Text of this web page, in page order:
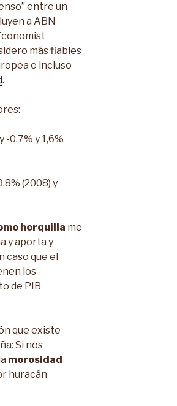
entre un
a ABN
más fiables
e incluso
.
-0,7% y 1,6%
(2008) y
horquilla me
y aporta y
caso que el
los
de PIB
que existe
Si nos
morosidad
huracán